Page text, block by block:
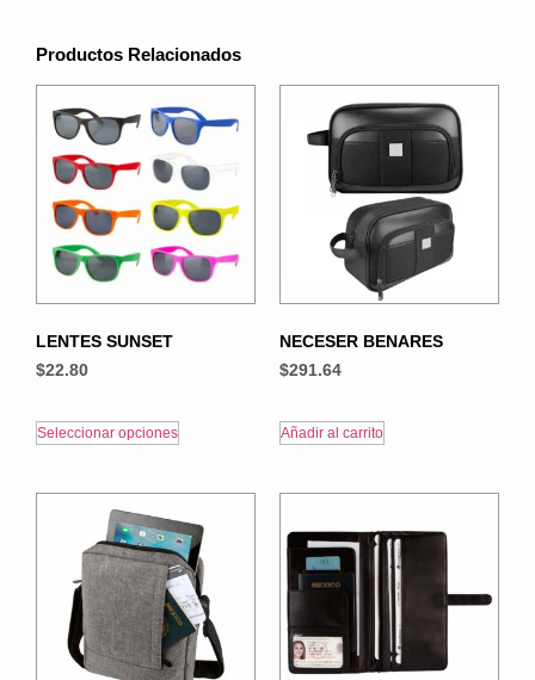
Productos Relacionados
LENTES SUNSET
$22.80
Seleccionar opciones
NECESER BENARES
$291.64
Añadir al carrito